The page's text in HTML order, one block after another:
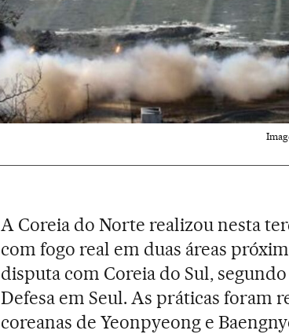
A Coreia do Norte realizou nesta
com fogo real em duas áreas
disputa com Coreia do Sul,
Defesa em Seul. As práticas foram
coreanas de Yeonpyeong e